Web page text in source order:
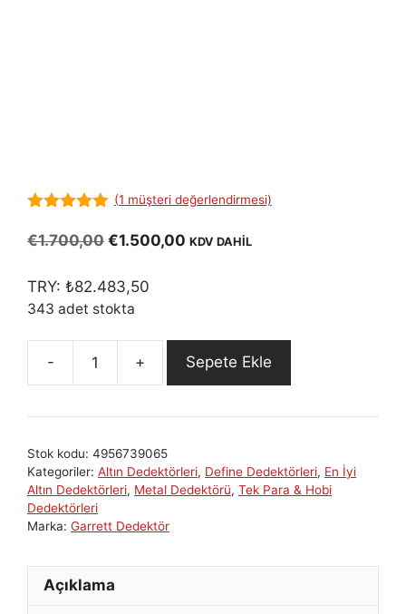
5
(1 müşteri değerlendirmesi)
€1.700,00 Orijinal
€1.700,00.
€1.500,00 Şu
KDV DAHİL
TRY: ₺82.483,50
343 adet stokta
Garrett
GOLD
adet
Sepete Ekle
Stok kodu: 4956739065
Kategoriler: Altın Dedektörleri, Define Dedektörleri, En İyi
Altın Dedektörleri, Metal Dedektörü, Tek Para & Hobi
Dedektörleri
Marka: Garrett Dedektör
Açıklama